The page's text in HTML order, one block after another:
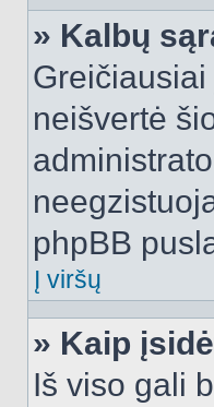
» Kalbų
neišvertė
phpBB
Į viršų
» Kaip
Iš viso gali